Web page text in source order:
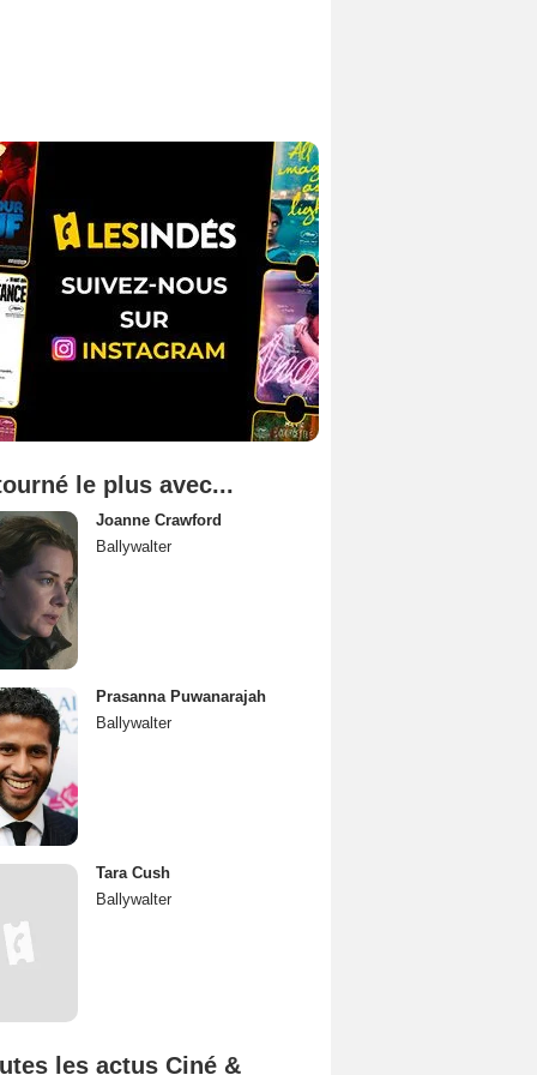
le plus avec...
Joanne Crawford
Ballywalter
Prasanna Puwanarajah
Ballywalter
Tara Cush
Ballywalter
les actus Ciné &